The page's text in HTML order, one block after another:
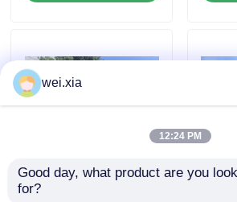
Nieuws
AAC-Autoclaaf
Houten Autoclaaf met
wei.xia
12:24 PM
Good day, what product are you
for?